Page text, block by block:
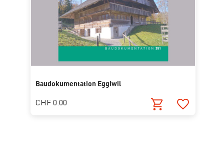
Baudokumentation Eggiwil
CHF 0.00